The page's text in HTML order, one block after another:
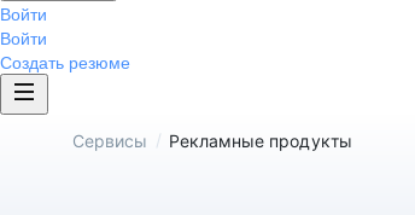
Войти
Войти
Создать резюме
Сервисы / Рекламные продукты